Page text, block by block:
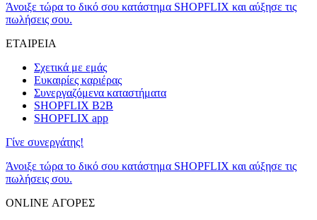
Άνοιξε τώρα το δικό σου κατάστημα SHOPFLIX και αύξησε τις
πωλήσεις σου.
ΕΤΑΙΡΕΙΑ
Σχετικά με εμάς
Ευκαιρίες καριέρας
Συνεργαζόμενα καταστήματα
SHOPFLIX B2B
SHOPFLIX app
Γίνε συνεργάτης!
Άνοιξε τώρα το δικό σου κατάστημα SHOPFLIX και αύξησε τις
πωλήσεις σου.
ONLINE ΑΓΟΡΕΣ